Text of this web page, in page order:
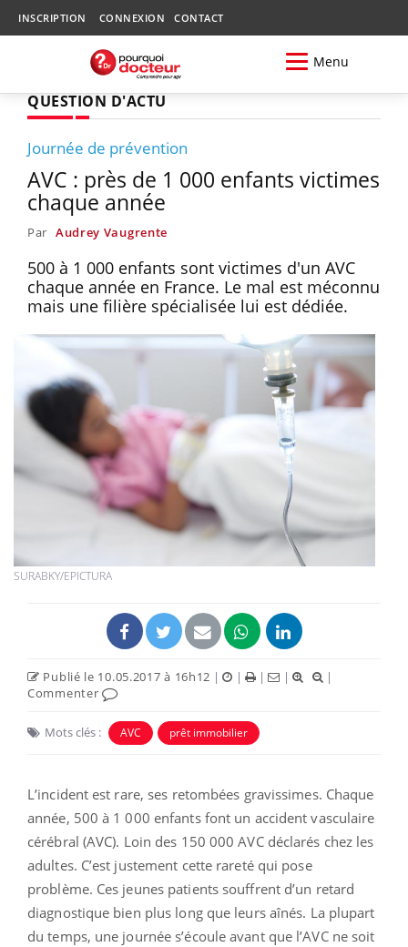
INSCRIPTION CONNEXION CONTACT
Menu
QUESTION D'ACTU
Journée de prévention
AVC : près de 1 000 enfants victimes
chaque année
Par Audrey Vaugrente
500 à 1 000 enfants sont victimes d'un AVC
chaque année en France. Le mal est méconnu
mais une filière spécialisée lui est dédiée.
SURABKY/EPICTURA
Publié le 10.05.2017 à 16h12 | | | |
|
Commenter
Mots clés : AVC prêt immobilier
L’incident est rare, ses retombées gravissimes. Chaque
année, 500 à 1 000 enfants font un accident vasculaire
cérébral (AVC). Loin des 150 000 AVC déclarés chez les
adultes. C’est justement cette rareté qui pose
problème. Ces jeunes patients souffrent d’un retard
diagnostique bien plus long que leurs aînés. La plupart
du temps, une journée s’écoule avant que l’AVC ne soit